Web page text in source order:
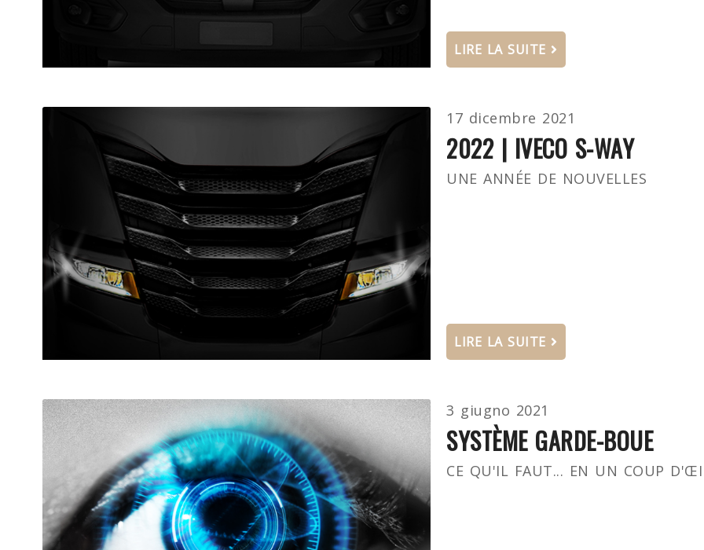
LIRE LA SUITE
17 dicembre 2021
2022 | IVECO S-WAY
UNE ANNÉE DE NOUVELLES
LIRE LA SUITE
3 giugno 2021
SYSTÈME GARDE-BOUE
CE QU'IL FAUT... EN UN COUP